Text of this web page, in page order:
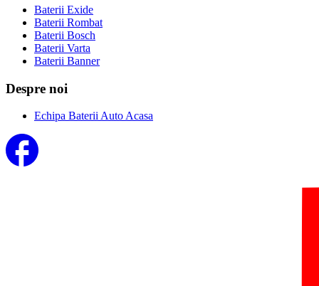
Baterii Exide
Baterii Rombat
Baterii Bosch
Baterii Varta
Baterii Banner
Despre noi
Echipa Baterii Auto Acasa